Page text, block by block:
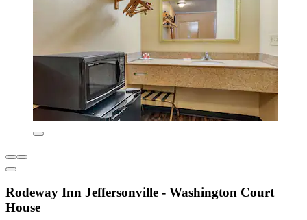
Rodeway Inn Jeffersonville - Washington Court
House